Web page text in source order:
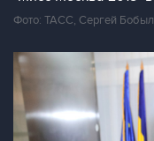
Фото: ТАСС, Сергей